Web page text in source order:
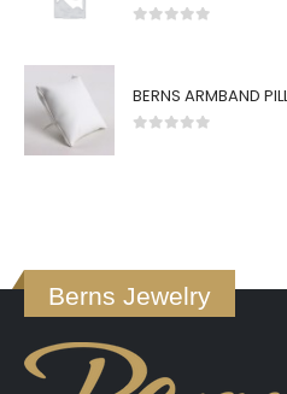
BERNS ARMBAND
Berns Jewelry